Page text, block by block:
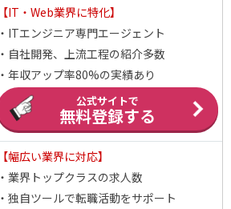
【IT・Web業界に特化】
・ITエンジニア専門エージェント
・自社開発、上流工程の紹介多数
・年収アップ率80%の実績あり
公式サイトで
無料登録する
【幅広い業界に対応】
・業界トップクラスの求人数
・独自ツールで転職活動をサポート